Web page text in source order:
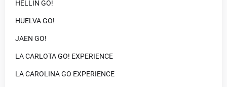
HELLÍN GO!
HUELVA GO!
JAEN GO!
LA CARLOTA GO! EXPERIENCE
LA CAROLINA GO EXPERIENCE